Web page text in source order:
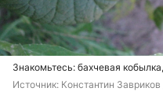
Знакомьтесь: бахчевая
Источник: Константин Завриков